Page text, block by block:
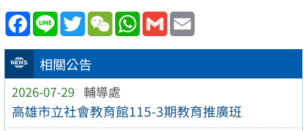
相關公告
2026-07-29 輔導處
高雄市立社會教育館115-3期教育推廣班
Facebook
Line TwitterWeChatWhatsApp
Gmail